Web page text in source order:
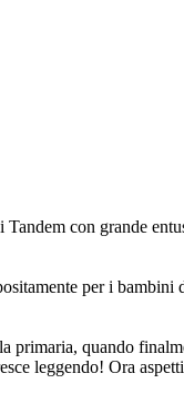
con grande
per i bambini
quando
leggendo! Ora